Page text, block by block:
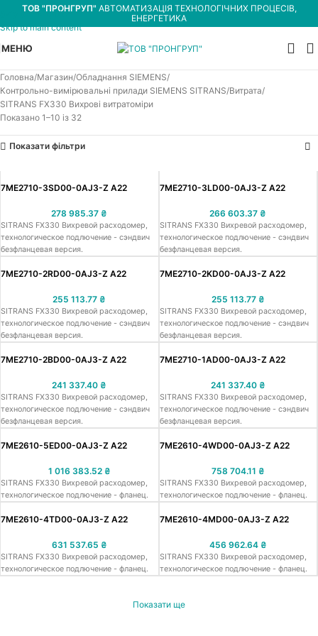
Skip to navigation
Skip to main content
ТОВ "ПРОНГРУП" АВТОМАТИЗАЦІЯ ТЕХНОЛОГІЧНИХ ПРОЦЕСІВ,
ЕНЕРГЕТИКА
МЕНЮ
Головна Магазин Обладнання SIEMENS
Контрольно-вимірювальні прилади SIEMENS SITRANS Витрата
SITRANS FX330 Вихрові витратоміри
Показано 1–10 із 32
Показати фільтри
7ME2710-3SD00-0AJ3-Z A22
278 985.37 ₴
SITRANS FX330 Вихревой расходомер,
технологическое подлючение - сэндвич
безфланцевая версия.
7ME2710-3LD00-0AJ3-Z A22
266 603.37 ₴
SITRANS FX330 Вихревой расходомер,
технологическое подлючение - сэндвич
безфланцевая версия.
7ME2710-2RD00-0AJ3-Z A22
255 113.77 ₴
SITRANS FX330 Вихревой расходомер,
технологическое подлючение - сэндвич
безфланцевая версия.
7ME2710-2KD00-0AJ3-Z A22
255 113.77 ₴
SITRANS FX330 Вихревой расходомер,
технологическое подлючение - сэндвич
безфланцевая версия.
7ME2710-2BD00-0AJ3-Z A22
241 337.40 ₴
SITRANS FX330 Вихревой расходомер,
технологическое подлючение - сэндвич
безфланцевая версия.
7ME2710-1AD00-0AJ3-Z A22
241 337.40 ₴
SITRANS FX330 Вихревой расходомер,
технологическое подлючение - сэндвич
безфланцевая версия.
7ME2610-5ED00-0AJ3-Z A22
1 016 383.52 ₴
SITRANS FX330 Вихревой расходомер,
технологическое подлючение - фланец.
7ME2610-4WD00-0AJ3-Z A22
758 704.11 ₴
SITRANS FX330 Вихревой расходомер,
технологическое подлючение - фланец.
7ME2610-4TD00-0AJ3-Z A22
631 537.65 ₴
SITRANS FX330 Вихревой расходомер,
технологическое подлючение - фланец.
7ME2610-4MD00-0AJ3-Z A22
456 962.64 ₴
SITRANS FX330 Вихревой расходомер,
технологическое подлючение - фланец.
Показати ще